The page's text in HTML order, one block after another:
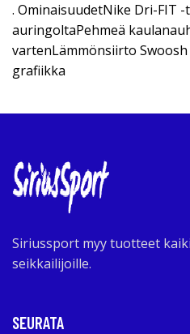
. OminaisuudetNike Dri-FIT
auringoltaPehmeä
vartenLämmönsiirto Swoosh
grafiikka
Siriussport myy tuotteet
seikkailijoille.
SEURATA